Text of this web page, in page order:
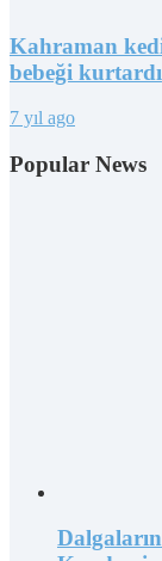
Kahraman
bebeği kurtardı
7 yıl ago
Popular News